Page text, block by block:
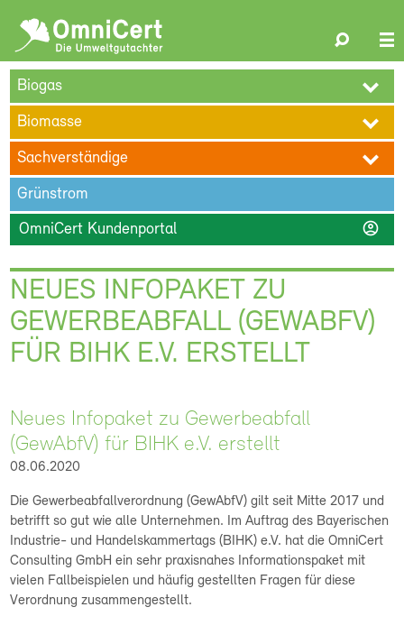
Search
ÜBER UNS BLOG TERMINE REFERENZEN
KARRIERE
KONTAKT
Biogas
Biomasse
Sachverständige
Grünstrom
OmniCert Kundenportal account_circle
NEUES INFOPAKET ZU
GEWERBEABFALL (GEWABFV)
FÜR BIHK E.V. ERSTELLT
Neues Infopaket zu Gewerbeabfall
(GewAbfV) für BIHK e.V. erstellt
08.06.2020
Die Gewerbeabfallverordnung (GewAbfV) gilt seit Mitte 2017 und
betrifft so gut wie alle Unternehmen. Im Auftrag des Bayerischen
Industrie- und Handelskammertags (BIHK) e.V. hat die OmniCert
Consulting GmbH ein sehr praxisnahes Informationspaket mit
vielen Fallbeispielen und häufig gestellten Fragen für diese
Verordnung zusammengestellt.